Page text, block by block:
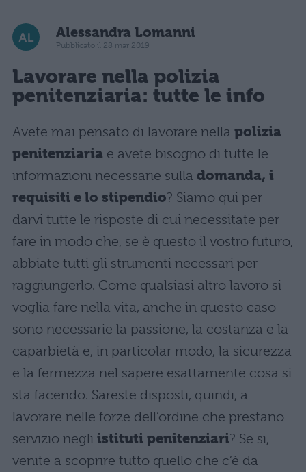
Alessandra Lomanni
Pubblicato il 28 mar 2019
Lavorare nella polizia
penitenziaria: tutte le info
Avete mai pensato di lavorare nella polizia
penitenziaria e avete bisogno di tutte le
informazioni necessarie sulla domanda, i
requisiti e lo stipendio? Siamo qui per
darvi tutte le risposte di cui necessitate per
fare in modo che, se è questo il vostro futuro,
abbiate tutti gli strumenti necessari per
raggiungerlo. Come qualsiasi altro lavoro si
voglia fare nella vita, anche in questo caso
sono necessarie la passione, la costanza e la
caparbietà e, in particolar modo, la sicurezza
e la fermezza nel sapere esattamente cosa si
sta facendo. Sareste disposti, quindi, a
lavorare nelle forze dell’ordine che prestano
servizio negli istituti penitenziari? Se si,
venite a scoprire tutto quello che c’è da